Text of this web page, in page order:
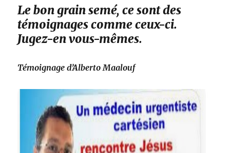
Le bon grain semé, ce sont des
témoignages comme ceux-ci.
Jugez-en vous-mêmes.
Témoignage d’Alberto Maalouf